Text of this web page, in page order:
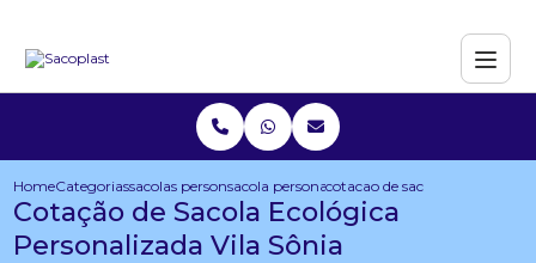
HomeCategoriassacolas personalizadassacola personalizada para eventos
cotacao de sacola ecologica
Cotação de Sacola Ecológica
Personalizada Vila Sônia